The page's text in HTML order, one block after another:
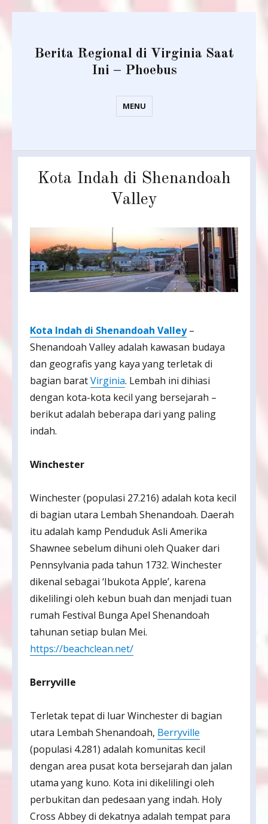
Berita Regional di Virginia Saat
Ini – Phoebus
MENU
Kota Indah di Shenandoah
Valley
Kota Indah di Shenandoah Valley–
Shenandoah Valley adalah kawasan budaya
dan geografis yang kaya yang terletak di
bagian baratVirginia. Lembah ini dihiasi
dengan kota-kota kecil yang bersejarah –
berikut adalah beberapa dari yang paling
indah.
Winchester
Winchester (populasi 27.216) adalah kota kecil
di bagian utara Lembah Shenandoah. Daerah
itu adalah kamp Penduduk Asli Amerika
Shawnee sebelum dihuni oleh Quaker dari
Pennsylvania pada tahun 1732. Winchester
dikenal sebagai ‘Ibukota Apple’, karena
dikelilingi oleh kebun buah dan menjadi tuan
rumah Festival Bunga Apel Shenandoah
tahunan setiap bulan Mei.
https://beachclean.net/
Berryville
Terletak tepat di luar Winchester di bagian
utara Lembah Shenandoah, Berryville
(populasi 4.281) adalah komunitas kecil
dengan area pusat kota bersejarah dan jalan
utama yang kuno. Kota ini dikelilingi oleh
perbukitan dan pedesaan yang indah. Holy
Cross Abbey di dekatnya adalah tempat para